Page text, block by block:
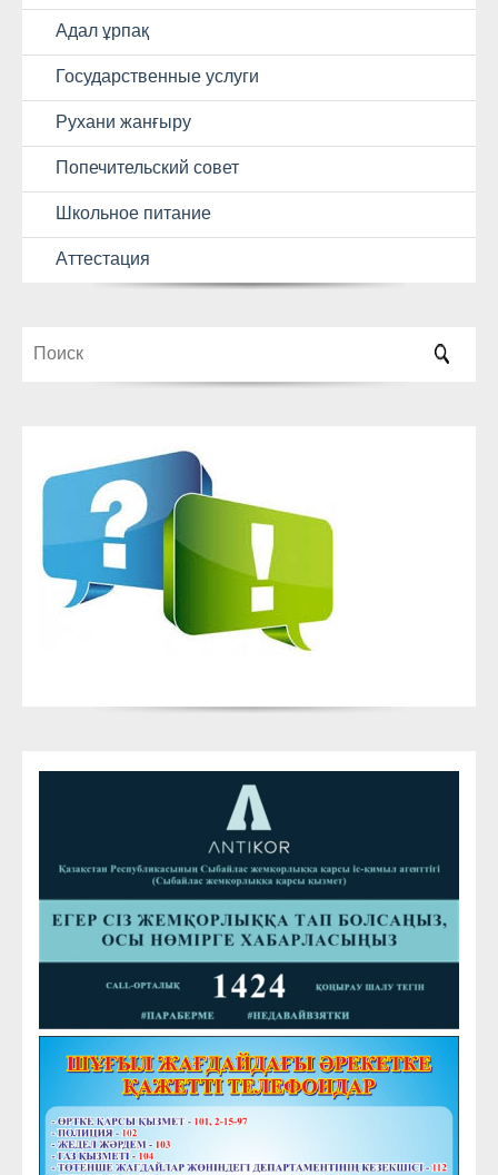
Адал ұрпақ
Государственные услуги
Рухани жанғыру
Попечительский совет
Школьное питание
Аттестация